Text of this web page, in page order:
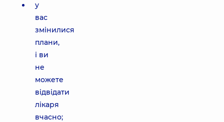
у
вас
змінилися
плани,
і ви
не
можете
відвідати
лікаря
вчасно;